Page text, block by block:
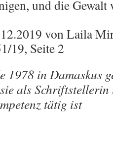
und die Gewalt
von Laila
19, Seite 2
in Damaskus
als
tätig ist